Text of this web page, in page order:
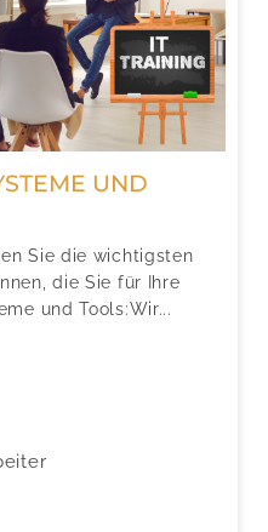
UND
Sie die wichtigsten
die Sie für Ihre
und Tools:Wir...